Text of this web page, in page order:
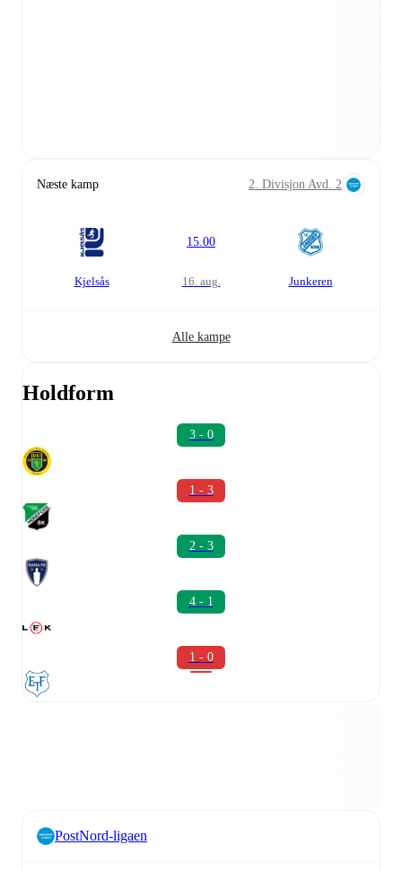
Næste kamp 2. Divisjon Avd. 2
Kjelsås
15.00
16. aug. Junkeren
Alle kampe
Holdform
3 - 0
1 - 3
2 - 3
4 - 1
1 - 0
PostNord-ligaen